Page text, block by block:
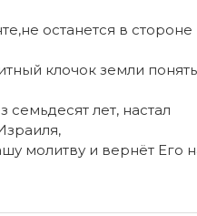
останется в стороне
клочок земли
лет, настал
молитву и вернёт Его